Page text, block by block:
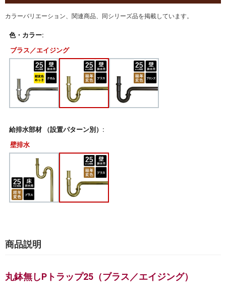
カラーバリエーション、関連商品、同シリーズ品を掲載しています。
色・カラー:
ブラス／エイジング
給排水部材 （設置パターン別）:
壁排水
商品説明
丸鉢無しPトラップ25（ブラス／エイジング）